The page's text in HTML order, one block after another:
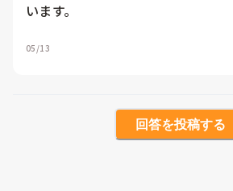
います。
05/13
回答を投稿する